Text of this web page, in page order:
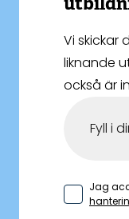
Vi skickar
liknande
också är
Jag